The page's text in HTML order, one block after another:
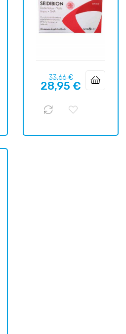
Precio
regular
33,66 €Precio
28,95 €